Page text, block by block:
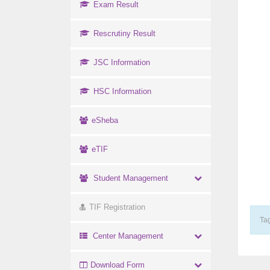
Exam Result
Rescrutiny Result
JSC Information
HSC Information
eSheba
eTIF
Student Management
TIF Registration
Center Management
Download Form